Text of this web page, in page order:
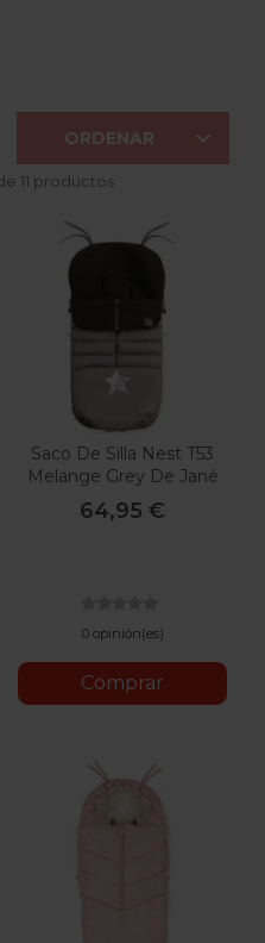
ORDENAR 
11 productos
Saco De Silla Nest T53
Melange Grey De Jané
64,95 €
0 opinión(es)
Comprar